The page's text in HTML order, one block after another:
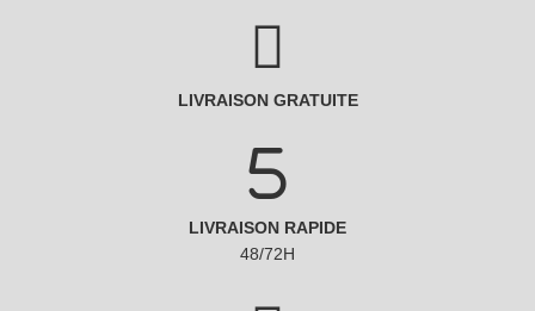
LIVRAISON GRATUITE
LIVRAISON RAPIDE
48/72H